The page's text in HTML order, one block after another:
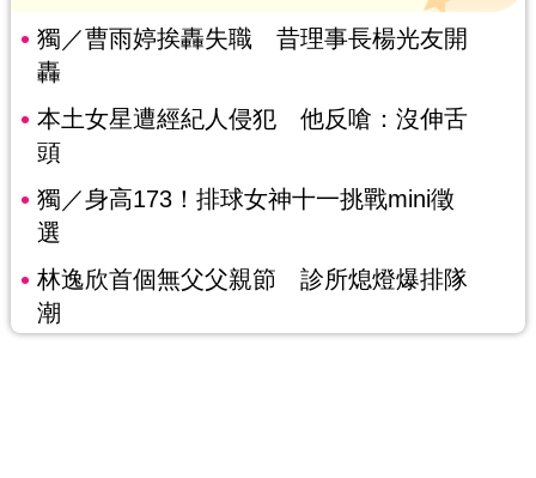
獨／曹雨婷挨轟失職 昔理事長楊光友開
轟
本土女星遭經紀人侵犯 他反嗆：沒伸舌
頭
獨／身高173！排球女神十一挑戰mini徵
選
林逸欣首個無父父親節 診所熄燈爆排隊
潮